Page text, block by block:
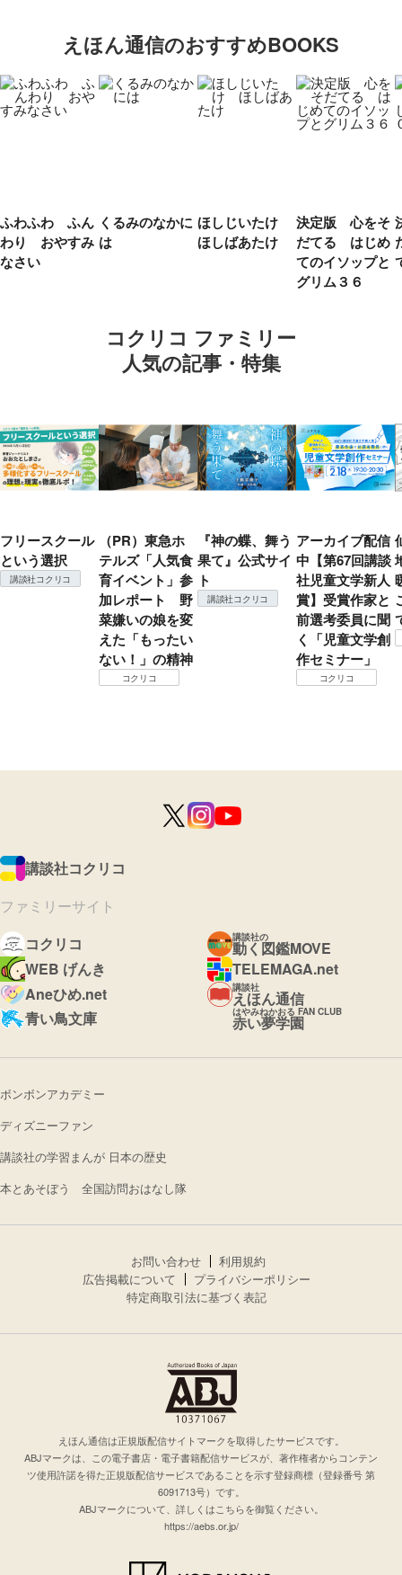
えほん通信のおすすめBOOKS
ふわふわ ふん
わり おやすみ
なさい
くるみのなかに
は
ほしじいたけ
ほしばあたけ
決定版 心をそ
だてる はじめ
てのイソップと
グリム３６
コクリコ ファミリー
人気の記事・特集
フリースクール
という選択
講談社コクリコ
（PR）東急ホ
テルズ「人気食
育イベント」参
加レポート 野
菜嫌いの娘を変
えた「もったい
ない！」の精神
コクリコ
『神の蝶、舞う
果て』公式サイ
ト
講談社コクリコ
アーカイブ配信
中【第67回講談
社児童文学新人
賞】受賞作家と
前選考委員に聞
く「児童文学創
作セミナー」
コクリコ
講談社コクリコ
ファミリーサイト
コクリコ
講談社の
動く図鑑MOVE
WEB げんき
TELEMAGA.net
Aneひめ.net
講談社
えほん通信
青い鳥文庫
はやみねかおる FAN CLUB
赤い夢学園
ボンボンアカデミー
ディズニーファン
講談社の学習まんが 日本の歴史
本とあそぼう 全国訪問おはなし隊
お問い合わせ
利用規約
広告掲載について
プライバシーポリシー
特定商取引法に基づく表記
えほん通信は正規版配信サイトマークを取得したサービスです。
ABJマークは、この電子書店・電子書籍配信サービスが、著作権者からコンテン
ツ使用許諾を得た正規版配信サービスであることを示す登録商標（登録番号 第
6091713号）です。
ABJマークについて、詳しくはこちらを御覧ください。
https://aebs.or.jp/